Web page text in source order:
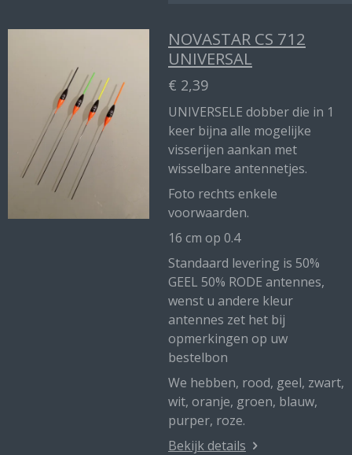
NOVASTAR CS 712
UNIVERSAL
€ 2,39
UNIVERSELE dobber die in 1
keer bijna alle mogelijke
visserijen aankan met
wisselbare antennetjes.
Foto rechts enkele
voorwaarden.
16 cm op 0.4
Standaard levering is 50%
GEEL 50% RODE antennes,
wenst u andere kleur
antennes zet het bij
opmerkingen op uw
bestelbon
We hebben, rood, geel, zwart,
wit, oranje, groen, blauw,
purper, roze.
Bekijk details